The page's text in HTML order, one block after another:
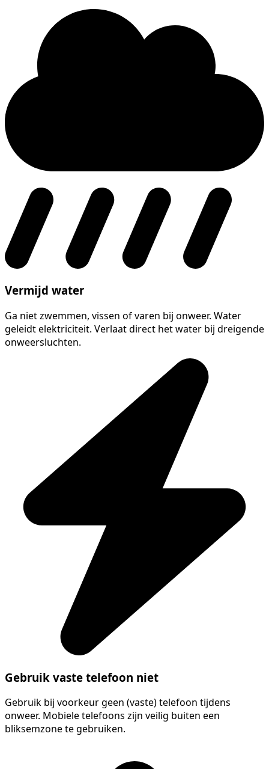
Vermijd water
Ga niet zwemmen, vissen of varen bij onweer. Water
geleidt elektriciteit. Verlaat direct het water bij dreigende
onweersluchten.
Gebruik vaste telefoon niet
Gebruik bij voorkeur geen (vaste) telefoon tijdens
onweer. Mobiele telefoons zijn veilig buiten een
bliksemzone te gebruiken.